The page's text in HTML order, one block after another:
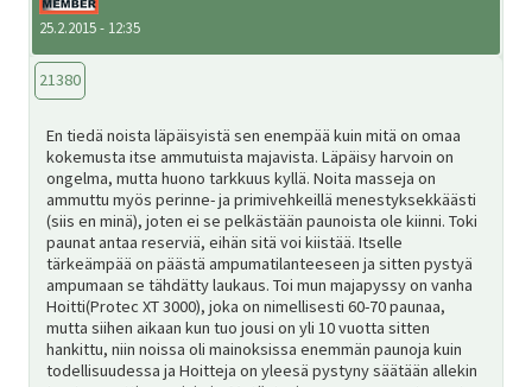
25.2.2015 - 12:35
21380
En tiedä noista läpäisyistä sen enempää kuin mitä on omaa
kokemusta itse ammutuista majavista. Läpäisy harvoin on
ongelma, mutta huono tarkkuus kyllä. Noita masseja on
ammuttu myös perinne- ja primivehkeillä menestyksekkäästi
(siis en minä), joten ei se pelkästään paunoista ole kiinni. Toki
paunat antaa reserviä, eihän sitä voi kiistää. Itselle
tärkeämpää on päästä ampumatilanteeseen ja sitten pystyä
ampumaan se tähdätty laukaus. Toi mun majapyssy on vanha
Hoitti(Protec XT 3000), joka on nimellisesti 60-70 paunaa,
mutta siihen aikaan kun tuo jousi on yli 10 vuotta sitten
hankittu, niin noissa oli mainoksissa enemmän paunoja kuin
todellisuudessa ja Hoitteja on yleesä pystyny säätään allekin